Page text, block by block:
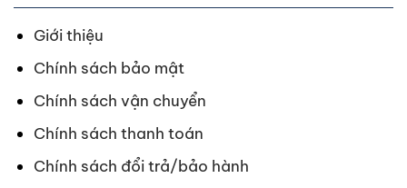
Giới thiệu
Chính sách bảo mật
Chính sách vận chuyển
Chính sách thanh toán
Chính sách đổi trả/bảo hành